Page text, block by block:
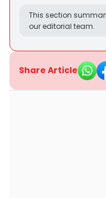
This section
our editorial team.
Share Article